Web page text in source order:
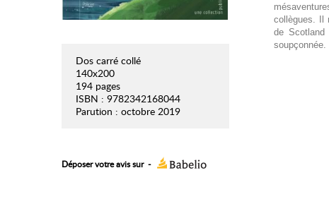
Dos carré collé
140x200
194 pages
ISBN : 9782342168044
Parution : octobre 2019
Déposer votre avis sur -
collègues. Il
de
soupçonnée.